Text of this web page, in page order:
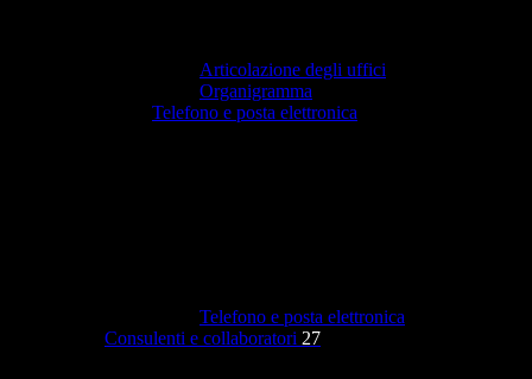
Articolazione degli uffici
Organigramma
Telefono e posta elettronica
Telefono e posta elettronica
Consulenti e collaboratori 27